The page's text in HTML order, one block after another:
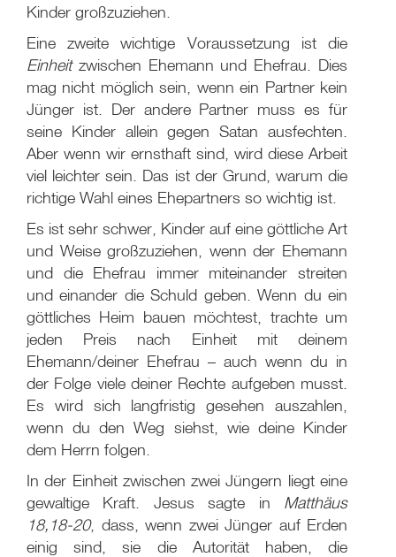
Kinder großzuziehen.
Eine zweite wichtige Voraussetzung ist die
Einheitzwischen Ehemann und Ehefrau. Dies
mag nicht möglich sein, wenn ein Partner kein
Jünger ist. Der andere Partner muss es für
seine Kinder allein gegen Satan ausfechten.
Aber wenn wir ernsthaft sind, wird diese Arbeit
viel leichter sein. Das ist der Grund, warum die
richtige Wahl eines Ehepartners so wichtig ist.
Es ist sehr schwer, Kinder auf eine göttliche Art
und Weise großzuziehen, wenn der Ehemann
und die Ehefrau immer miteinander streiten
und einander die Schuld geben. Wenn du ein
göttliches Heim bauen möchtest, trachte um
jeden Preis nach Einheit mit deinem
Ehemann/deiner Ehefrau – auch wenn du in
der Folge viele deiner Rechte aufgeben musst.
Es wird sich langfristig gesehen auszahlen,
wenn du den Weg siehst, wie deine Kinder
dem Herrn folgen.
In der Einheit zwischen zwei Jüngern liegt eine
gewaltige Kraft. Jesus sagte in Matthäus
18,18-20, dass, wenn zwei Jünger auf Erden
einig sind, sie die Autorität haben, die